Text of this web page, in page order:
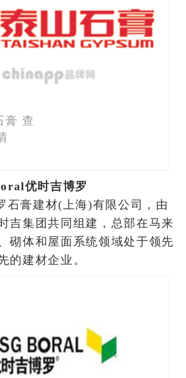
膏 查
优时吉博罗
石膏建材(上海)有限公司，由
吉集团共同组建，总部在马来
砌体和屋面系统领域处于领先
的建材企业。